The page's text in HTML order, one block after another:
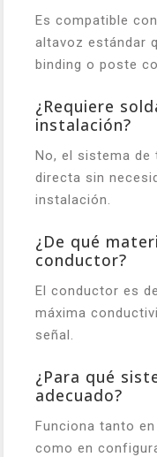
Es compatible
altavoz estándar
binding o poste
¿Requiere
instalación?
No, el sistema de
directa sin
instalación.
¿De qué
conductor?
El conductor es
máxima
señal.
¿Para qué
adecuado?
Funciona tanto
como en